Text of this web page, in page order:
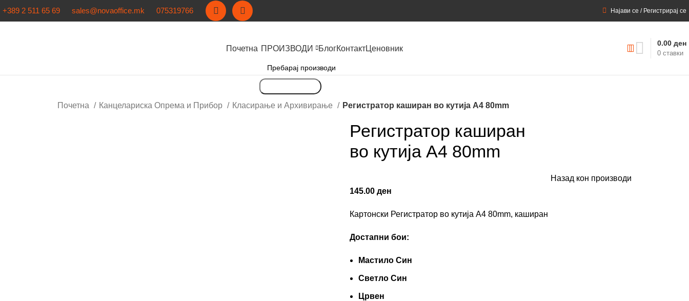
+389 2 511 65 69 sales@novaoffice.mk 075319766 Најави се / Регистрирај се
Почетна ПРОИЗВОДИ БлогКонтактЦеновник
0 ставки
0.00 ден
Почетна Канцелариска Опрема и Прибор Класирање и Архивирање Регистратор каширан во кутија А4 80mm
Регистратор каширан
во кутија А4 80mm
Назад кон производи
145.00 ден
Картонски Регистратор во кутија А4 80mm, каширан
Достапни бои:
Мастило Син
Светло Син
Црвен